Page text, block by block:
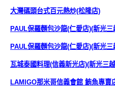
大灣碼頭台式百元熱炒(松隆店)
PAUL保羅麵包沙龍(仁愛店)(新光三
PAUL保羅麵包沙龍(仁愛店)(新光三
瓦城泰國料理(信義新光店)(新光三
LAMIGO那米哥信義會館 鮪魚專賣